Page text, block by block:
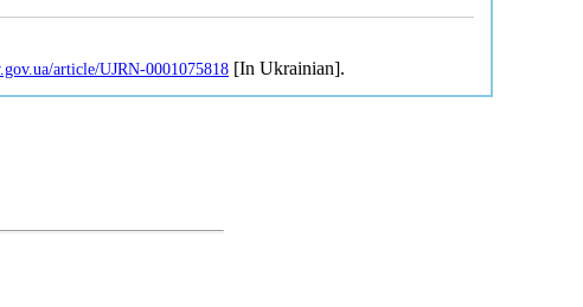
article/UJRN-0001075818[In Ukrainian].